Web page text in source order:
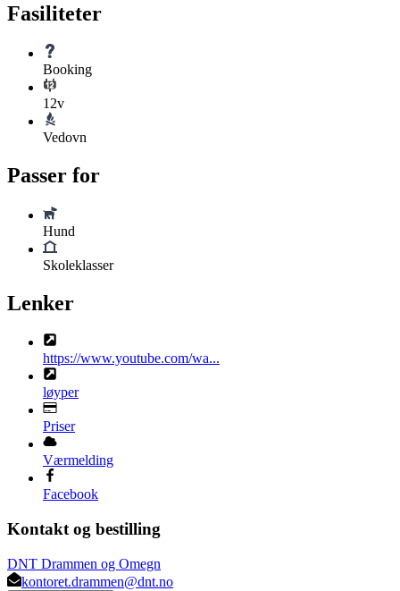
Fasiliteter
Booking
12v
Vedovn
Passer for
Hund
Skoleklasser
Lenker
https://www.youtube.com/wa...
løyper
Priser
Værmelding
Facebook
Kontakt og bestilling
DNT Drammen og Omegn
kontoret.drammen@dnt.no